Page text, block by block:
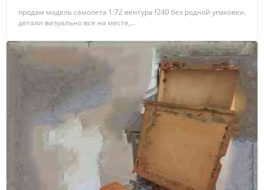
продам модель самолета 1:72 вентура f240 без родной упаковки.
детали визуально все на месте,...